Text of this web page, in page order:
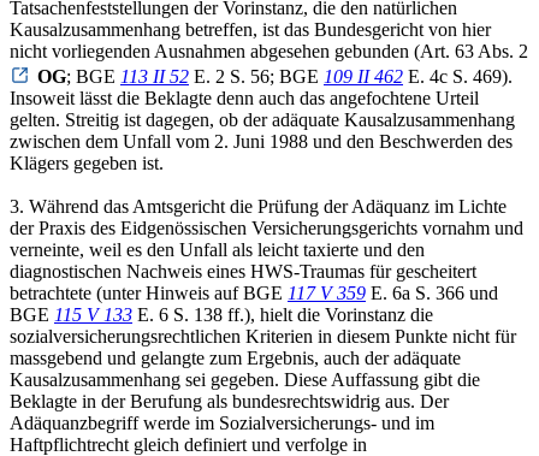
Tatsachenfeststellungen der Vorinstanz, die den natürlichen
Kausalzusammenhang betreffen, ist das Bundesgericht von hier
nicht vorliegenden Ausnahmen abgesehen gebunden (Art. 63 Abs. 2
OG; BGE 113 II 52 E. 2 S. 56; BGE 109 II 462 E. 4c S. 469).
Insoweit lässt die Beklagte denn auch das angefochtene Urteil
gelten. Streitig ist dagegen, ob der adäquate Kausalzusammenhang
zwischen dem Unfall vom 2. Juni 1988 und den Beschwerden des
Klägers gegeben ist.
3. Während das Amtsgericht die Prüfung der Adäquanz im Lichte
der Praxis des Eidgenössischen Versicherungsgerichts vornahm und
verneinte, weil es den Unfall als leicht taxierte und den
diagnostischen Nachweis eines HWS-Traumas für gescheitert
betrachtete (unter Hinweis auf BGE 117 V 359 E. 6a S. 366 und
BGE 115 V 133 E. 6 S. 138 ff.), hielt die Vorinstanz die
sozialversicherungsrechtlichen Kriterien in diesem Punkte nicht für
massgebend und gelangte zum Ergebnis, auch der adäquate
Kausalzusammenhang sei gegeben. Diese Auffassung gibt die
Beklagte in der Berufung als bundesrechtswidrig aus. Der
Adäquanzbegriff werde im Sozialversicherungs- und im
Haftpflichtrecht gleich definiert und verfolge in